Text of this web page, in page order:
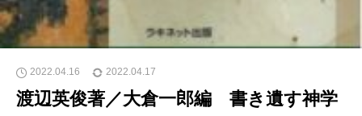
2022.04.16 2022.04.17
渡辺英俊著／大倉一郎編 書き遺す神学